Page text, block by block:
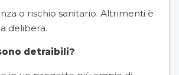
o rischio sanitario. Altrimenti è
delibera.
detraibili?